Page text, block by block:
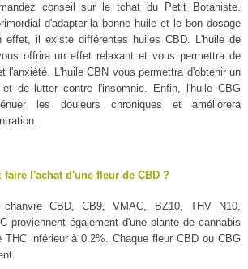
conseil sur le tchat du Petit Botaniste.
d'adapter la bonne huile et le bon dosage
effet, il existe différentes huiles CBD. L'huile de
offrira un effet relaxant et vous permettra de
l'anxiété. L'huile CBN vous permettra d'obtenir un
de lutter contre l'insomnie. Enfin, l'huile CBG
les douleurs chroniques et améliorera
faire l'achat d'une fleur de CBD ?
CBD, CB9, VMAC, BZ10, THV N10,
proviennent également d'une plante de cannabis
THC inférieur à 0.2%. Chaque fleur CBD ou CBG